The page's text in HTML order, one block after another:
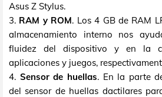
Asus Z Stylus.
3. RAM y ROM. Los 4 GB de RAM
almacenamiento interno nos
fluidez del dispositivo y en la
aplicaciones y juegos,
4. Sensor de huellas. En la parte
del sensor de huellas dactilares